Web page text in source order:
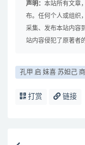
声明： 本站所有文章
布。任何个人或组织
采集、发布本站内容
站内容侵犯了原著者
孔甲 启 妺喜 苏妲己
打赏 链接